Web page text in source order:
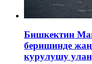
Бишкектин
беришинде
курулушу